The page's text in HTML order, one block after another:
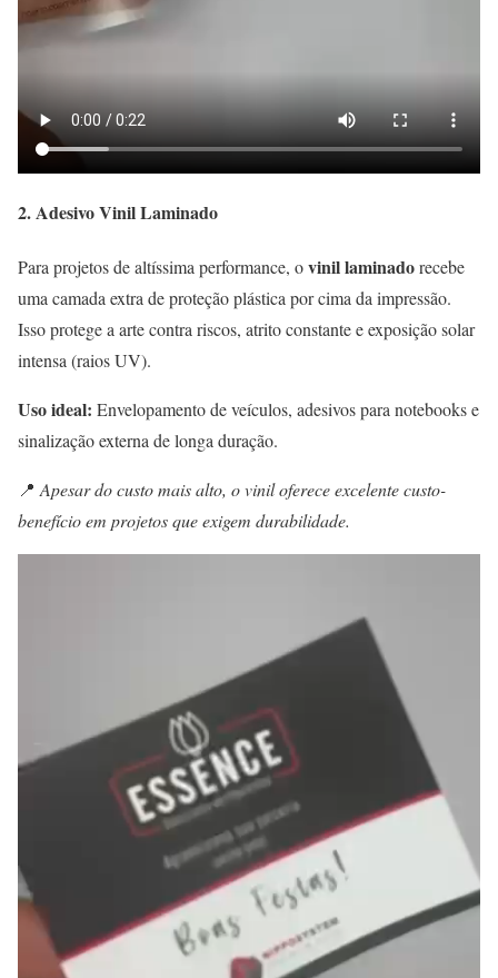
2. Adesivo Vinil Laminado
Para projetos de altíssima performance, ovinil laminadorecebe
uma camada extra de proteção plástica por cima da impressão.
Isso protege a arte contra riscos, atrito constante e exposição solar
intensa (raios UV).
Uso ideal: Envelopamento de veículos, adesivos para notebooks e
sinalização externa de longa duração.
📍 Apesar do custo mais alto, o vinil oferece excelente custo-
benefício em projetos que exigem durabilidade.